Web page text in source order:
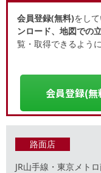
会員登録(無料)をし
ンロード、地図での
覧・取得できるよう
会員登録(無
路面店
JR山手線・東京メト